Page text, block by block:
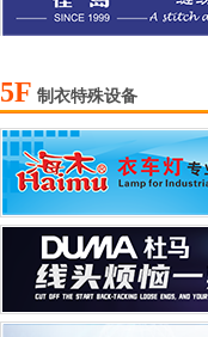
5F 制衣特殊设备